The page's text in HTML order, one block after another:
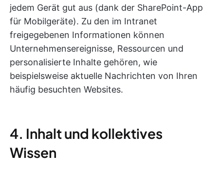
jedem Gerät gut aus (dank der SharePoint-App
für Mobilgeräte). Zu den im Intranet
freigegebenen Informationen können
Unternehmensereignisse, Ressourcen und
personalisierte Inhalte gehören, wie
beispielsweise aktuelle Nachrichten von Ihren
häufig besuchten Websites.
4. Inhalt und kollektives
Wissen